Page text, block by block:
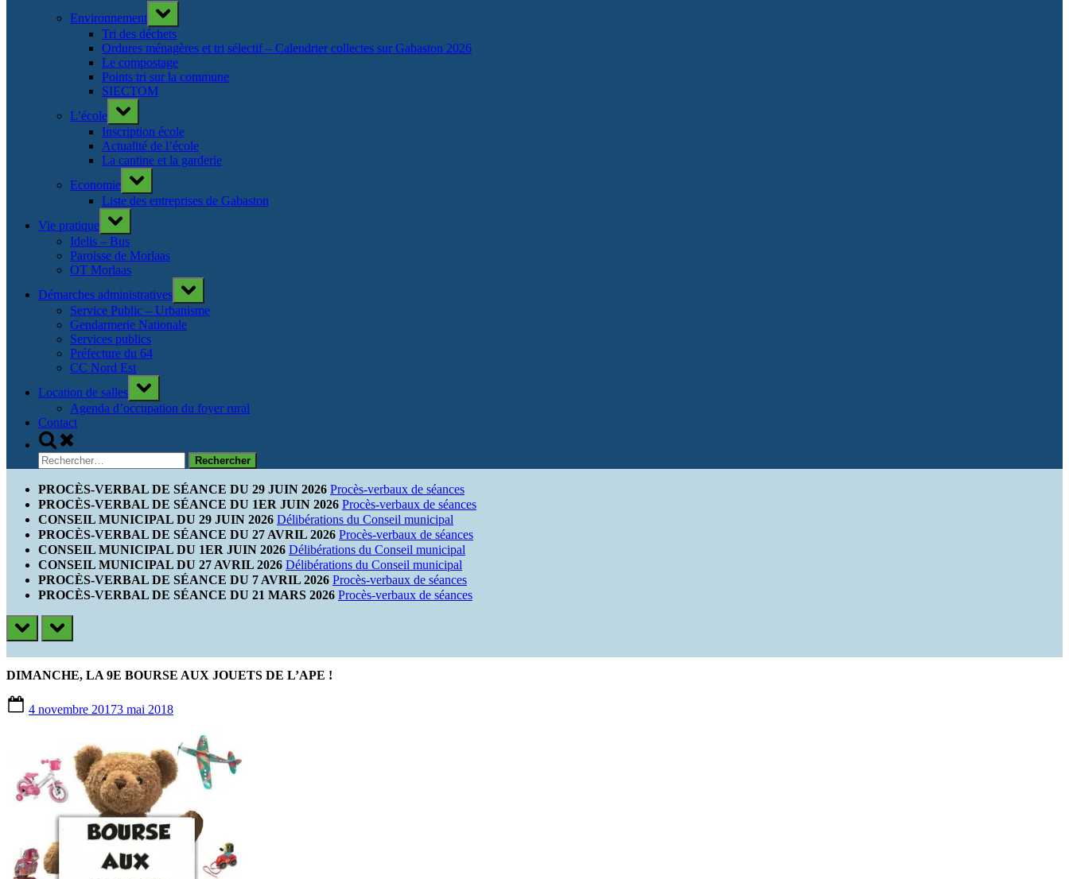
Environnement
Toggle
sub-
menu
Tri des déchets
Ordures ménagères et tri sélectif – Calendrier collectes sur Gabaston 2026
Le compostage
Points tri sur la commune
SIECTOM
L’école
Toggle
sub-
menu
Inscription école
Actualité de l’école
La cantine et la garderie
Economie
Toggle
sub-
menu
Liste des entreprises de Gabaston
Vie pratique
Toggle
sub-
menu
Idelis – Bus
Paroisse de Morlaas
OT Morlaas
Démarches administratives
Toggle
sub-
menu
Service Public – Urbanisme
Gendarmerie Nationale
Services publics
Préfecture du 64
CC Nord Est
Location de salles
Toggle
sub-
menu
Agenda d’occupation du foyer rural
Contact
Toggle
search
form
Rechercher :
PROCÈS-VERBAL DE SÉANCE DU 29 JUIN 2026 Procès-verbaux de séances
PROCÈS-VERBAL DE SÉANCE DU 1ER JUIN 2026 Procès-verbaux de séances
CONSEIL MUNICIPAL DU 29 JUIN 2026 Délibérations du Conseil municipal
PROCÈS-VERBAL DE SÉANCE DU 27 AVRIL 2026 Procès-verbaux de séances
CONSEIL MUNICIPAL DU 1ER JUIN 2026 Délibérations du Conseil municipal
CONSEIL MUNICIPAL DU 27 AVRIL 2026 Délibérations du Conseil municipal
PROCÈS-VERBAL DE SÉANCE DU 7 AVRIL 2026 Procès-verbaux de séances
PROCÈS-VERBAL DE SÉANCE DU 21 MARS 2026 Procès-verbaux de séances
prev next
DIMANCHE, LA 9E BOURSE AUX JOUETS DE L’APE !
on
4 novembre 20173 mai 2018